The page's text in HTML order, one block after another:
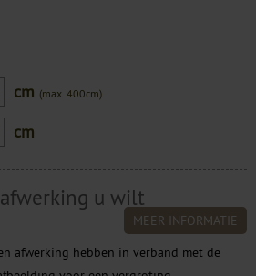
cm (max. 400cm)
cm
u wilt
MEER INFORMATIE
afwerking hebben in verband met de